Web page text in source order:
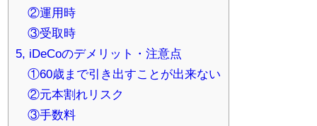
②運用時
③受取時
5, iDeCoのデメリット・注意点
①60歳まで引き出すことが出来ない
②元本割れリスク
③手数料